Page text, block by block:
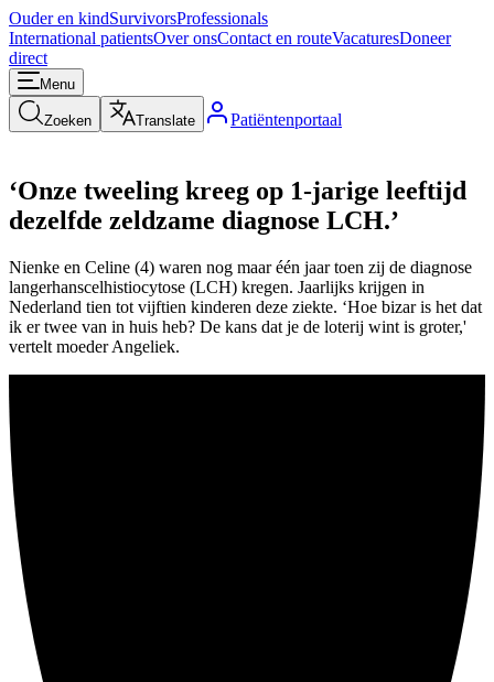
Ouder en kindSurvivorsProfessionals
International patientsOver onsContact en routeVacaturesDoneer
direct
Menu
Zoeken Translate Patiëntenportaal
‘Onze tweeling kreeg op 1-jarige leeftijd
dezelfde zeldzame diagnose LCH.’
Nienke en Celine (4) waren nog maar één jaar toen zij de diagnose
langerhanscelhistiocytose (LCH) kregen. Jaarlijks krijgen in
Nederland tien tot vijftien kinderen deze ziekte. ‘Hoe bizar is het dat
ik er twee van in huis heb? De kans dat je de loterij wint is groter,'
vertelt moeder Angeliek.